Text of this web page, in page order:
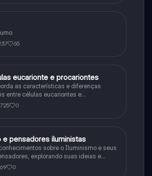
65
eucarionte e procariontes
as características e diferenças
entre células eucariontes e
725 0
e pensadores iluministas
sobre o Iluminismo e seus
explorando suas ideias e
0